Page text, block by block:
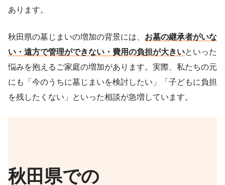
あります。
秋田県の墓じまいの増加の背景には、 お墓の継承者がいな
い・遠方で管理ができない・費用の負担が大きいといった
悩みを抱えるご家庭の増加があります。実際、私たちの元
にも「今のうちに墓じまいを検討したい」「子どもに負担
を残したくない」といった相談が急増しています。
秋田県での